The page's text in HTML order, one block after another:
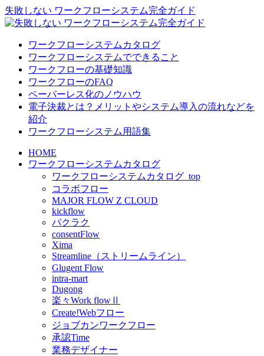
失敗しない ワークフローシステム完全ガイド
ワークフローシステムカタログ
ワークフローシステムでできること
ワークフローの基礎知識
ワークフローのFAQ
ペーパーレス化のノウハウ
電子決裁とは？メリットやシステム導入の流れなどを
紹介
ワークフローシステム用語集
HOME
ワークフローシステムカタログ
ワークフローシステムカタログ_top
コラボフロー
MAJOR FLOW Z CLOUD
kickflow
バクラク
consentFlow
Xima
Streamline（ストリームライン）
Glugent Flow
intra-mart
Dugong
楽々Work flowⅡ
Create!Webフロー
ジョブカンワークフロー
承認Time
業務デザイナー